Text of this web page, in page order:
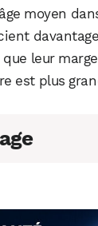
moyen
leur
est plus